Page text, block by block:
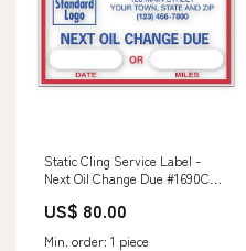
Static Cling Service Label -
Next Oil Change Due #1690C
US$ 80.00
Min. order: 1 piece